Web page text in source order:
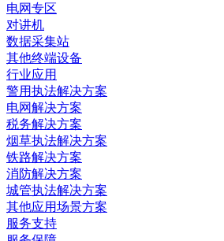
电网专区
对讲机
数据采集站
其他终端设备
行业应用
警用执法解决方案
电网解决方案
税务解决方案
烟草执法解决方案
铁路解决方案
消防解决方案
城管执法解决方案
其他应用场景方案
服务支持